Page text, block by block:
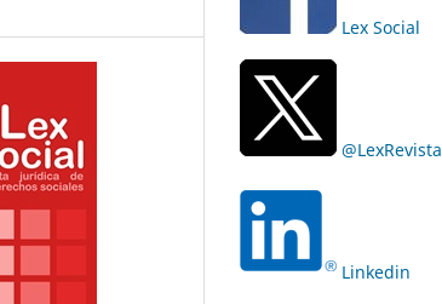
Lex Social
@LexRevista
Linkedin